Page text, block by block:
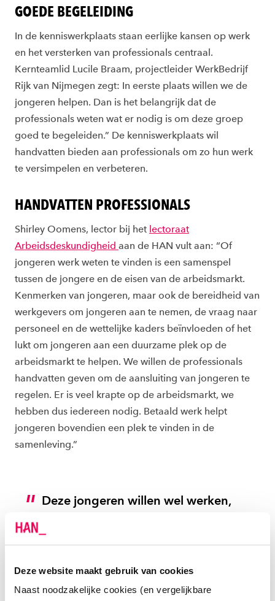
Deze website maakt gebruik van cookies
Naast noodzakelijke cookies (en vergelijkbare
GOEDE BEGELEIDING
In de kenniswerkplaats staan eerlijke kansen op werk
en het versterken van professionals centraal.
Kernteamlid Lucile Braam, projectleider WerkBedrijf
Rijk van Nijmegen zegt: In eerste plaats willen we de
jongeren helpen. Dan is het belangrijk dat de
professionals weten wat er nodig is om deze groep
goed te begeleiden.” De kenniswerkplaats wil
handvatten bieden aan professionals om zo hun werk
te versimpelen en verbeteren.
HANDVATTEN PROFESSIONALS
Shirley Oomens, lector bij het lectoraat
Arbeidsdeskundigheid aan de HAN vult aan: “Of
jongeren werk weten te vinden is een samenspel
tussen de jongere en de eisen van de arbeidsmarkt.
Kenmerken van jongeren, maar ook de bereidheid van
werkgevers om jongeren aan te nemen, de vraag naar
personeel en de wettelijke kaders beïnvloeden of het
lukt om jongeren aan een duurzame plek op de
arbeidsmarkt te helpen. We willen de professionals
handvatten geven om de aansluiting van jongeren te
regelen. Er is veel krapte op de arbeidsmarkt, we
hebben dus iedereen nodig. Betaald werk helpt
jongeren bovendien een plek te vinden in de
samenleving.”
Deze jongeren willen wel werken,
nodig.
Maritza Gerritsen
Docent-onderzoeker